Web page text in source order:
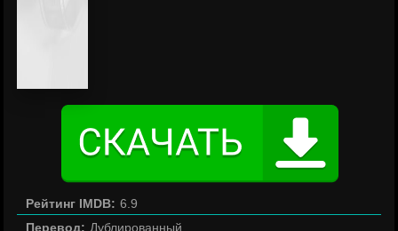
Рейтинг IMDB: 6.9
Перевод: Дублированный